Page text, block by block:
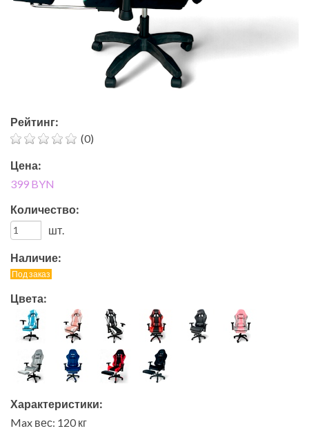
Рейтинг:
(0)
Цена:
399 BYN
Количество:
шт.
Наличие:
Под заказ
Цвета:
Характеристики:
Max вес: 120 кг